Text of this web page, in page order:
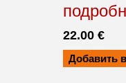
22.00 €